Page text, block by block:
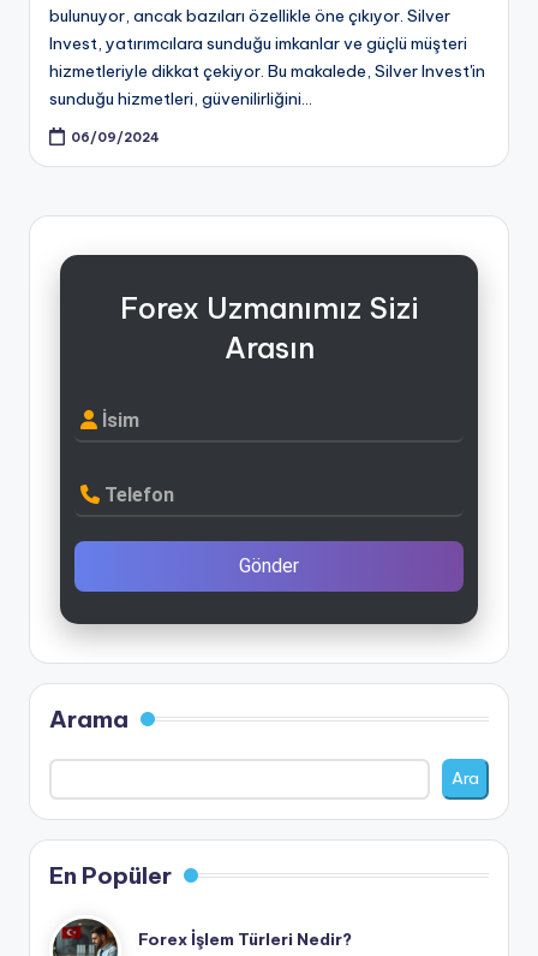
bulunuyor, ancak bazıları özellikle öne çıkıyor. Silver
Invest, yatırımcılara sunduğu imkanlar ve güçlü müşteri
hizmetleriyle dikkat çekiyor. Bu makalede, Silver Invest'in
sunduğu hizmetleri, güvenilirliğini…
06/09/2024
Forex Uzmanımız Sizi
Arasın
İsim
Telefon
Gönder
Arama
Ara
En Popüler
Forex İşlem Türleri Nedir?